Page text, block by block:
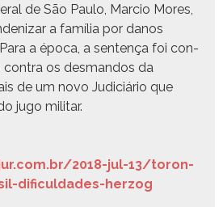
de São Paulo, Mar­cio Mores,
a família por danos
a época, a sen­tença foi con­
os des­man­dos da
de um novo Judi­ciário que
jugo militar.
2018-jul-13/toron-
dificuldades-herzog